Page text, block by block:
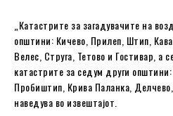
„Катастрите за загадувачите на
општини: Кичево, Прилеп, Штип,
Велес, Струга, Тетово и Гостивар, а
катастрите за седум други
Пробиштип, Крива Паланка,
наведува во извештајот.